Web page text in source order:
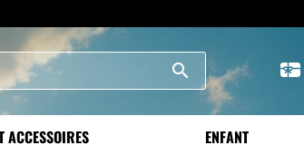
search
ACCESSOIRES ENFANT